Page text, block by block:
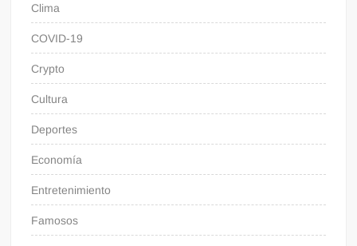
Clima
COVID-19
Crypto
Cultura
Deportes
Economía
Entretenimiento
Famosos